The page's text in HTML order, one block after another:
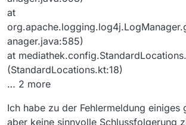
at
anager.java:585)
at
(StandardLocations.kt:18)
… 2 more
Ich habe zu der Fehlermeldung einiges
aber keine sinnvolle Schlussfolgerung